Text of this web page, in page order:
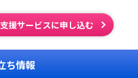
援サービスに申し込む
ち情報